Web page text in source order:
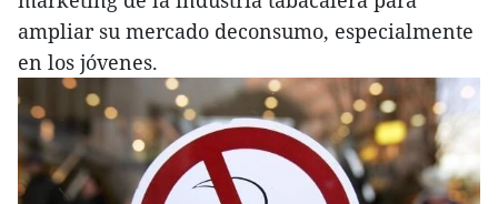
ampliar su mercado deconsumo, especialmente
en los jóvenes.